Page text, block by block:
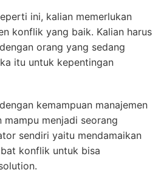
ini, kalian memerlukan
konflik yang baik. Kalian harus
orang yang sedang
itu untuk kepentingan
kemampuan manajemen
menjadi seorang
sendiri yaitu mendamaikan
konflik untuk bisa